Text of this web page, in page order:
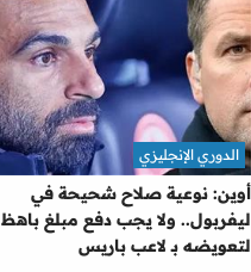
أوين: نوعية صلاح شحيحة في
ليفربول.. ولا يجب دفع مبلغ باهظ
لتعويضه بـ لاعب باريس
الدوري الإنجليزي